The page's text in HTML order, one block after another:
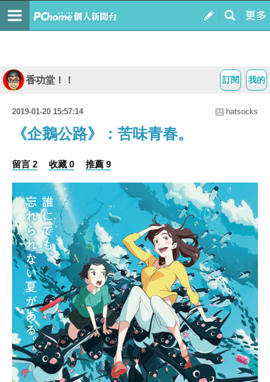
我的
訂閱
香功堂！！
2019-01-20 15:57:14 hatsocks
《企鵝公路》：苦味青春。
留言 2 收藏 0 推薦 9